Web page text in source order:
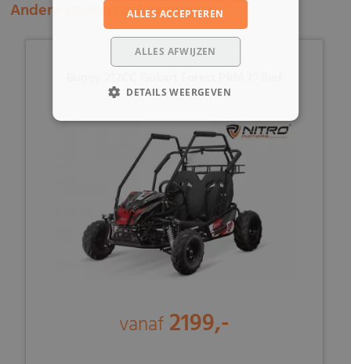
Andere klanten bekeken ook:
vanaf 2199,-
ALLES ACCEPTEREN
ALLES AFWIJZEN
DETAILS WEERGEVEN